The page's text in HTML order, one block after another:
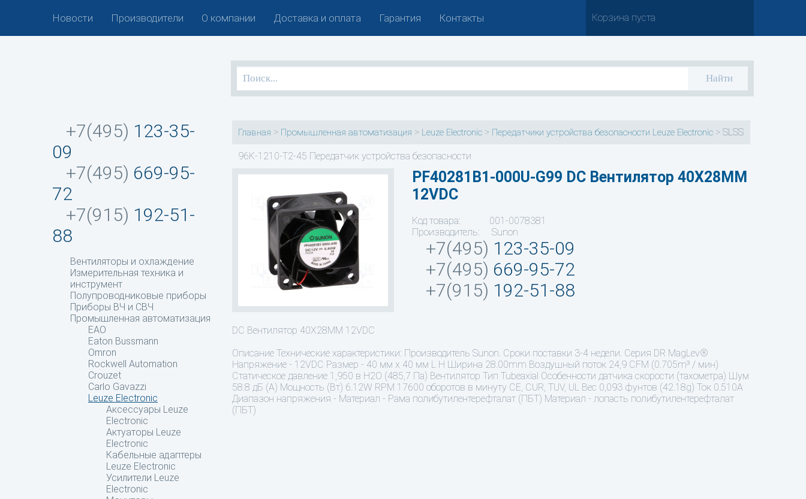
Новости Производители О компании Доставка и оплата Гарантия Контакты Корзина пуста
+7(495) 123-35-
09
+7(495) 669-95-
72
+7(915) 192-51-
88
Вентиляторы и охлаждение
Измерительная техника и
инструмент
Полупроводниковые приборы
Приборы ВЧ и СВЧ
Промышленная автоматизация
EAO
Eaton Bussmann
Omron
Rockwell Automation
Crouzet
Carlo Gavazzi
Leuze Electronic
Аксессуары Leuze
Electronic
Актуаторы Leuze
Electronic
Кабельные адаптеры
Leuze Electronic
Усилители Leuze
Electronic
Главная > Промышленная автоматизация > Leuze Electronic > Передатчики устройства безопасности Leuze Electronic > SLSS
96K-1210-T2-45 Передатчик устройства безопасности
PF40281B1-000U-G99 DC Вентилятор 40X28MM
12VDC
Код товара: 001-0078381
Производитель: Sunon
+7(495) 123-35-09
+7(495) 669-95-72
+7(915) 192-51-88
DC Вентилятор 40X28MM 12VDC
Описание Технические характеристики: Производитель Sunon. Сроки поставки 3-4 недели. Серия DR MagLev®
Напряжение - 12VDC Размер - 40 мм х 40 мм L H Ширина 28.00mm Воздушный поток 24,9 CFM (0.705m³ / мин)
Статическое давление 1,950 в H2O (485,7 Па) Вентилятор Тип Tubeaxial Особенности датчика скорости (тахометра) Шум
58.8 дБ (А) Мощность (Вт) 6.12W RPM 17600 оборотов в минуту CE, CUR, TUV, UL Вес 0,093 фунтов (42.18g) Ток 0.510A
Диапазон напряжения - Материал - Рама полибутилентерефталат (ПБТ) Материал - лопасть полибутилентерефталат
(ПБТ)